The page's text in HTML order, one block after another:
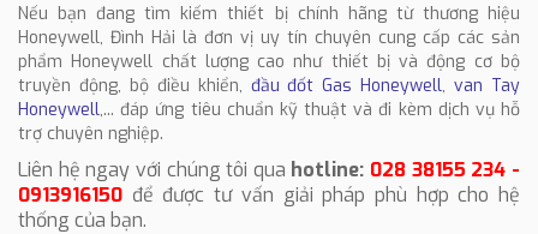
Nếu bạn đang tìm kiếm thiết bị chính hãng từ thương hiệu
Honeywell, Đình Hải là đơn vị uy tín chuyên cung cấp các sản
phẩm Honeywell chất lượng cao như thiết bị và động cơ bộ
truyền động, bộ điều khiển, đầu đốt Gas Honeywell,van Tay
Honeywell,... đáp ứng tiêu chuẩn kỹ thuật và đi kèm dịch vụ hỗ
trợ chuyên nghiệp.
Liên hệ ngay với chúng tôi qua hotline: 028 38155 234 -
0913916150 để được tư vấn giải pháp phù hợp cho hệ
thống của bạn.